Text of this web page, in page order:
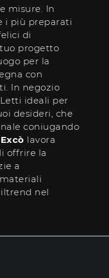
misure. In
i più preparati
di
progetto
per la
con
In negozio
ideali per
desideri, che
coniugando
Excò lavora
offrire la
a
nel